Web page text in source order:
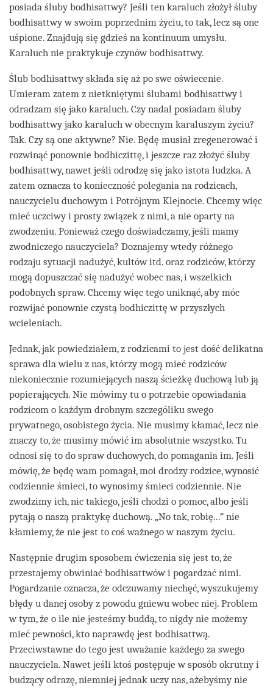
posiada śluby bodhisattwy? Jeśli ten karaluch złożył śluby
bodhisattwy w swoim poprzednim życiu, to tak, lecz są one
uśpione. Znajdują się gdzieś na kontinuum umysłu.
Karaluch nie praktykuje czynów bodhisattwy.
Ślub bodhisattwy składa się aż po swe oświecenie.
Umieram zatem z nietkniętymi ślubami bodhisattwy i
odradzam się jako karaluch. Czy nadal posiadam śluby
bodhisattwy jako karaluch w obecnym karaluszym życiu?
Tak. Czy są one aktywne? Nie. Będę musiał zregenerować i
rozwinąć ponownie bodhiczittę, i jeszcze raz złożyć śluby
bodhisattwy, nawet jeśli odrodzę się jako istota ludzka. A
zatem oznacza to konieczność polegania na rodzicach,
nauczycielu duchowym i Potrójnym Klejnocie. Chcemy więc
mieć uczciwy i prosty związek z nimi, a nie oparty na
zwodzeniu. Ponieważ czego doświadczamy, jeśli mamy
zwodniczego nauczyciela? Doznajemy wtedy różnego
rodzaju sytuacji nadużyć, kultów itd. oraz rodziców, którzy
mogą dopuszczać się nadużyć wobec nas, i wszelkich
podobnych spraw. Chcemy więc tego uniknąć, aby móc
rozwijać ponownie czystą bodhiczittę w przyszłych
wcieleniach.
Jednak, jak powiedziałem, z rodzicami to jest dość delikatna
sprawa dla wielu z nas, którzy mogą mieć rodziców
niekoniecznie rozumiejących naszą ścieżkę duchową lub ją
popierających. Nie mówimy tu o potrzebie opowiadania
rodzicom o każdym drobnym szczególiku swego
prywatnego, osobistego życia. Nie musimy kłamać, lecz nie
znaczy to, że musimy mówić im absolutnie wszystko. Tu
odnosi się to do spraw duchowych, do pomagania im. Jeśli
mówię, że będę wam pomagał, moi drodzy rodzice, wynosić
codziennie śmieci, to wynosimy śmieci codziennie. Nie
zwodzimy ich, nic takiego, jeśli chodzi o pomoc, albo jeśli
pytają o naszą praktykę duchową. „No tak, robię...” nie
kłamiemy, że nie jest to coś ważnego w naszym życiu.
Następnie drugim sposobem ćwiczenia się jest to, że
przestajemy obwiniać bodhisattwów i pogardzać nimi.
Pogardzanie oznacza, że odczuwamy niechęć, wyszukujemy
błędy u danej osoby z powodu gniewu wobec niej. Problem
w tym, że o ile nie jesteśmy buddą, to nigdy nie możemy
mieć pewności, kto naprawdę jest bodhisattwą.
Przeciwstawne do tego jest uważanie każdego za swego
nauczyciela. Nawet jeśli ktoś postępuje w sposób okrutny i
budzący odrazę, niemniej jednak uczy nas, ażebyśmy nie